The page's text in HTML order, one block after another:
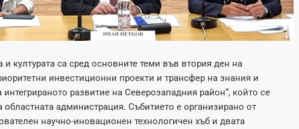
и културата са сред основните теми във втория ден на
инвестиционни проекти и трансфер на знания и
развитие на Северозападния район“, който се
областната администрация. Събитието е организирано от
научно-иновационен технологичен хъб и двата